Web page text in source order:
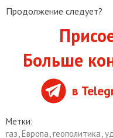
Продолжение следует?
Больше
в
Метки:
газ,Европа,геополитика,